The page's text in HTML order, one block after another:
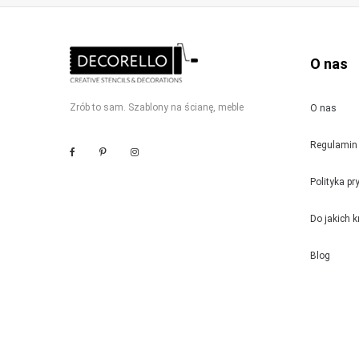
Zrób to sam. Szablony na ścianę, meble
O nas
O nas
Polityka
Do jakich
Blog